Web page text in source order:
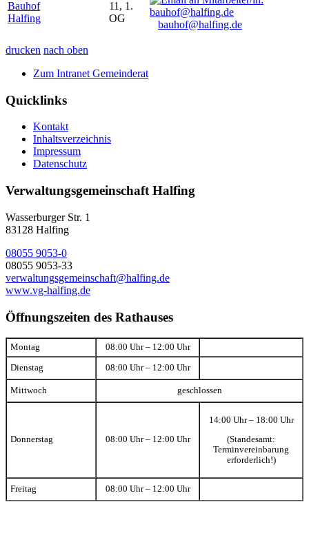
Bauhof
Halfing
11, 1.
OG
bauhof@halfing.de
drucken nach oben
Zum Intranet Gemeinderat
Quicklinks
Kontakt
Inhaltsverzeichnis
Impressum
Datenschutz
Verwaltungsgemeinschaft Halfing
Wasserburger Str. 1
83128 Halfing
08055 9053-0
08055 9053-33
verwaltungsgemeinschaft@halfing.de
www.vg-halfing.de
Öffnungszeiten des Rathauses
Montag 08:00 Uhr – 12:00 Uhr
Dienstag 08:00 Uhr – 12:00 Uhr
Mittwoch geschlossen
Donnerstag 08:00 Uhr – 12:00 Uhr
14:00 Uhr – 18:00 Uhr
(Standesamt:
Terminvereinbarung
erforderlich!)
Freitag 08:00 Uhr – 12:00 Uhr